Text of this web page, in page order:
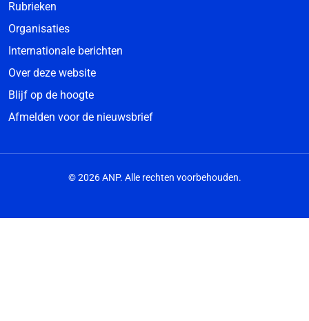
Rubrieken
Organisaties
Internationale berichten
Over deze website
Blijf op de hoogte
Afmelden voor de nieuwsbrief
© 2026 ANP. Alle rechten voorbehouden.